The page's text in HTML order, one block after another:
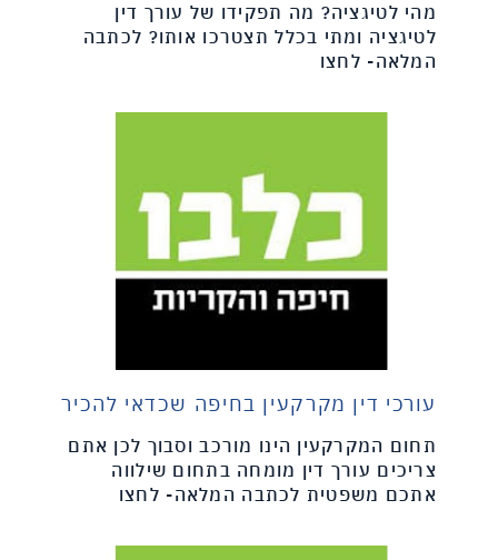
מהי לטיגציה? מה תפקידו של עורך דין
לטיגציה ומתי בכלל תצטרכו אותו? לכתבה
המלאה- לחצו
עורכי דין מקרקעין בחיפה שכדאי להכיר
תחום המקרקעין הינו מורכב וסבוך לכן אתם
צריכים עורך דין מומחה בתחום שילווה
אתכם משפטית לכתבה המלאה- לחצו